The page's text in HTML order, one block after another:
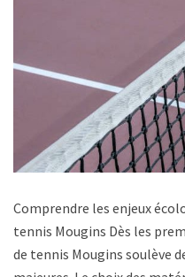
Comprendre les enjeux
tennis Mougins Dès les
de tennis Mougins soulève